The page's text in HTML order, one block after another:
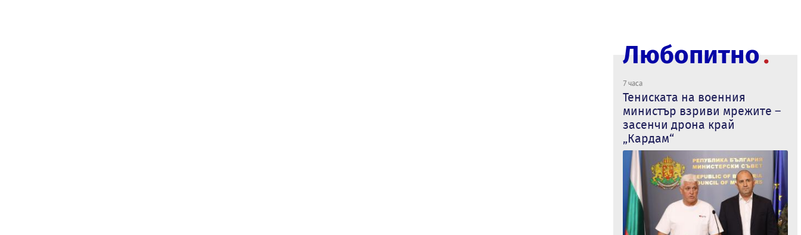
Любопитно
7 часа
Тениската на военния
министър взриви мрежите –
засенчи дрона край
„Кардам“